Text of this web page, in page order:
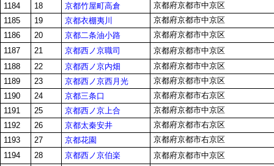
1184 18 京都竹屋町高倉
京都府京都市中京区
1185
19 京都衣棚夷川
京都府京都市中京区
1186
20 京都二条油小路
京都府京都市中京区
1187
21 京都西ノ京職司
京都府京都市中京区
1188
22 京都西ノ京内畑
京都府京都市中京区
1189
23 京都西ノ京西月光
京都府京都市中京区
1190
24 京都三条口
京都府京都市右京区
1191
25 京都西ノ京上合
京都府京都市中京区
1192
26 京都太秦安井
京都府京都市右京区
1193
27 京都花園
京都府京都市右京区
1194
28 京都西ノ京伯楽
京都府京都市中京区